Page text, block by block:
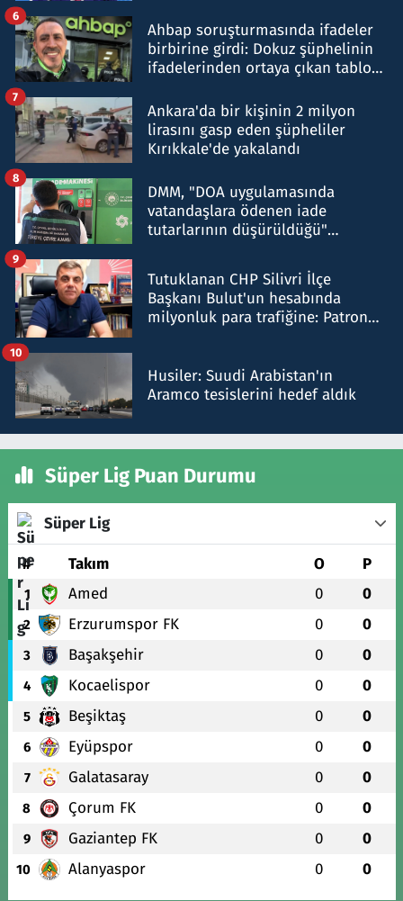
Ahbap soruşturmasında ifadeler
birbirine girdi: Dokuz şüphelinin
ifadelerinden ortaya çıkan tablo
6
Ankara'da bir kişinin 2 milyon
lirasını gasp eden şüpheliler
Kırıkkale'de yakalandı
7
DMM, "DOA uygulamasında
vatandaşlara ödenen iade
tutarlarının düşürüldüğü"
8
Tutuklanan CHP Silivri İlçe
Başkanı Bulut'un hesabında
milyonluk para trafiğine: Patron
9
Husiler: Suudi Arabistan'ın
Aramco tesislerini hedef aldık
10
Süper Lig Puan Durumu
Süper Lig
# Takım O P
1 Amed 0 0
2 Erzurumspor FK 0 0
3 Başakşehir 0 0
4 Kocaelispor 0 0
5 Beşiktaş 0 0
6 Eyüpspor 0 0
7 Galatasaray 0 0
8 Çorum FK 0 0
9 Gaziantep FK 0 0
10 Alanyaspor 0 0